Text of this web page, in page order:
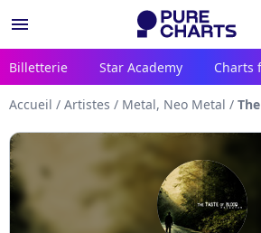
menu
Billetterie Star Academy Charts
Accueil / Artistes / Metal, Neo Metal /